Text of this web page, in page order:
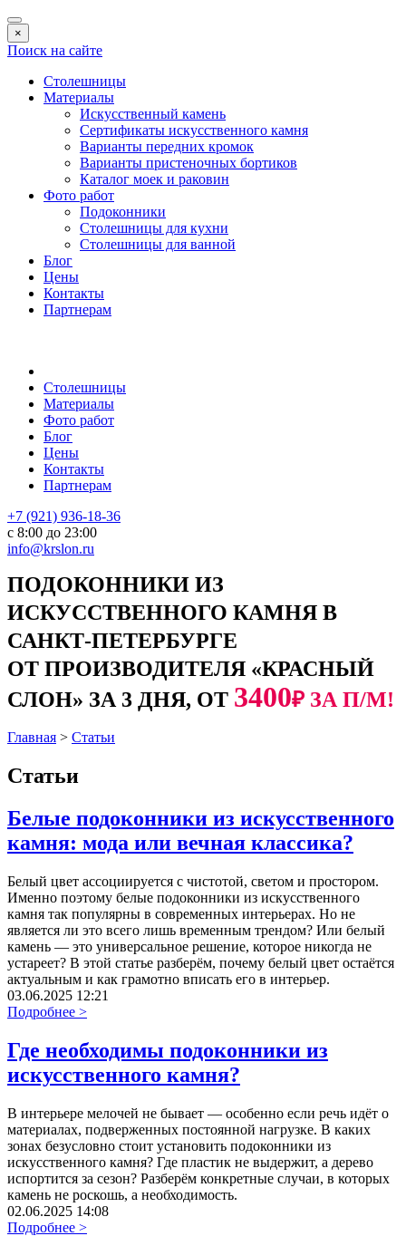
×
Поиск на сайте
Столешницы
Материалы
Искусственный камень
Сертификаты искусственного камня
Варианты передних кромок
Варианты пристеночных бортиков
Каталог моек и раковин
Фото работ
Подоконники
Столешницы для кухни
Столешницы для ванной
Блог
Цены
Контакты
Партнерам
Столешницы
Материалы
Фото работ
Блог
Цены
Контакты
Партнерам
+7 (921) 936-18-36
с 8:00 до 23:00
info@krslon.ru
ПОДОКОННИКИ ИЗ
ИСКУССТВЕННОГО КАМНЯ В
САНКТ-ПЕТЕРБУРГЕ
ОТ ПРОИЗВОДИТЕЛЯ «КРАСНЫЙ
СЛОН» ЗА 3 ДНЯ, ОТ 3400₽ ЗА П/М!
Главная > Статьи
Статьи
Белые подоконники из искусственного
камня: мода или вечная классика?
Белый цвет ассоциируется с чистотой, светом и простором.
Именно поэтому белые подоконники из искусственного
камня так популярны в современных интерьерах. Но не
является ли это всего лишь временным трендом? Или белый
камень — это универсальное решение, которое никогда не
устареет? В этой статье разберём, почему белый цвет остаётся
актуальным и как грамотно вписать его в интерьер.
03.06.2025 12:21
Подробнее >
Где необходимы подоконники из
искусственного камня?
В интерьере мелочей не бывает — особенно если речь идёт о
материалах, подверженных постоянной нагрузке. В каких
зонах безусловно стоит установить подоконники из
искусственного камня? Где пластик не выдержит, а дерево
испортится за сезон? Разберём конкретные случаи, в которых
камень не роскошь, а необходимость.
02.06.2025 14:08
Подробнее >